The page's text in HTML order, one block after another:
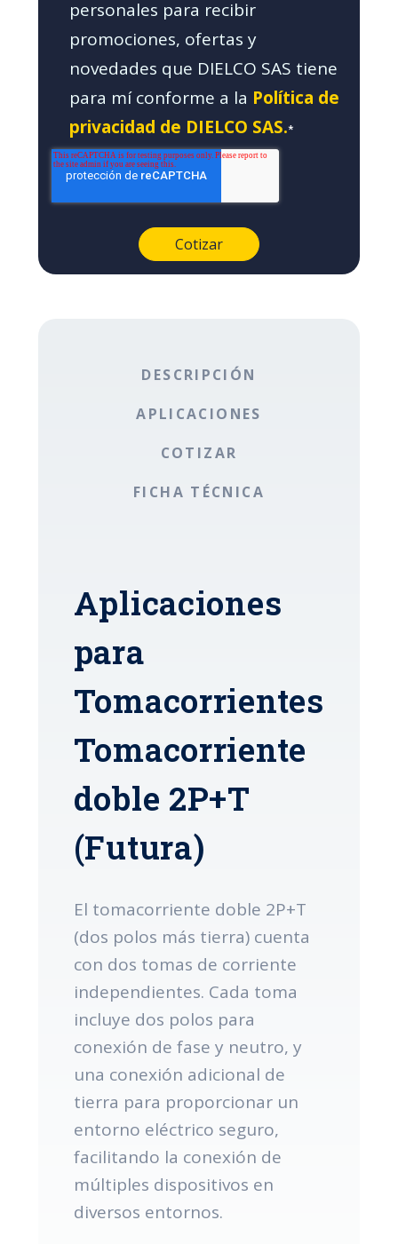
personales para recibir
promociones, ofertas y
novedades que DIELCO SAS tiene
para mí conforme a la Política de
privacidad de DIELCO SAS.*
DESCRIPCIÓN
APLICACIONES
COTIZAR
FICHA TÉCNICA
Aplicaciones
para
Tomacorrientes
Tomacorriente
doble 2P+T
(Futura)
El tomacorriente doble 2P+T
(dos polos más tierra) cuenta
con dos tomas de corriente
independientes. Cada toma
incluye dos polos para
conexión de fase y neutro, y
una conexión adicional de
tierra para proporcionar un
entorno eléctrico seguro,
facilitando la conexión de
múltiples dispositivos en
diversos entornos.